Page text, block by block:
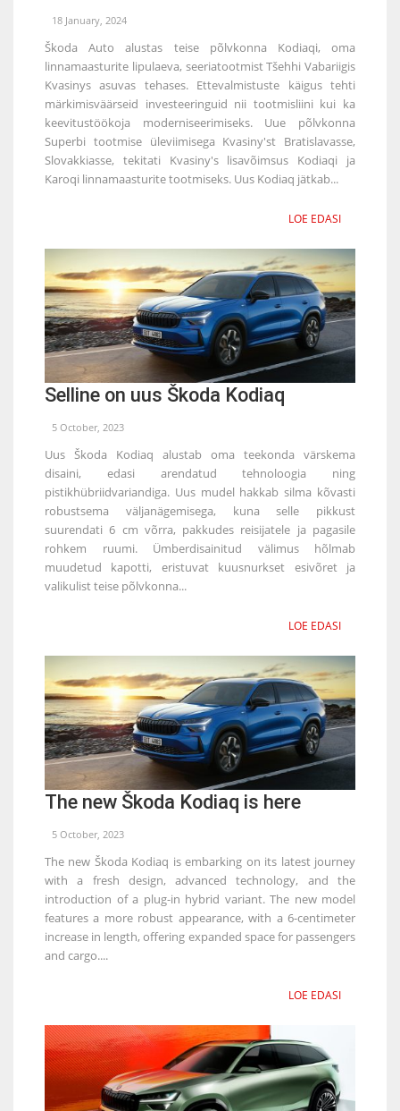
18 January, 2024
Škoda Auto alustas teise põlvkonna Kodiaqi, oma
linnamaasturite lipulaeva, seeriatootmist Tšehhi Vabariigis
Kvasinys asuvas tehases. Ettevalmistuste käigus tehti
märkimisväärseid investeeringuid nii tootmisliini kui ka
keevitustöökoja moderniseerimiseks. Uue põlvkonna
Superbi tootmise üleviimisega Kvasiny'st Bratislavasse,
Slovakkiasse, tekitati Kvasiny's lisavõimsus Kodiaqi ja
Karoqi linnamaasturite tootmiseks. Uus Kodiaq jätkab...
LOE EDASI
Selline on uus Škoda Kodiaq
5 October, 2023
Uus Škoda Kodiaq alustab oma teekonda värskema
disaini, edasi arendatud tehnoloogia ning
pistikhübriidvariandiga. Uus mudel hakkab silma kõvasti
robustsema väljanägemisega, kuna selle pikkust
suurendati 6 cm võrra, pakkudes reisijatele ja pagasile
rohkem ruumi. Ümberdisainitud välimus hõlmab
muudetud kapotti, eristuvat kuusnurkset esivõret ja
valikulist teise põlvkonna...
LOE EDASI
The new Škoda Kodiaq is here
5 October, 2023
The new Škoda Kodiaq is embarking on its latest journey
with a fresh design, advanced technology, and the
introduction of a plug-in hybrid variant. The new model
features a more robust appearance, with a 6-centimeter
increase in length, offering expanded space for passengers
and cargo....
LOE EDASI